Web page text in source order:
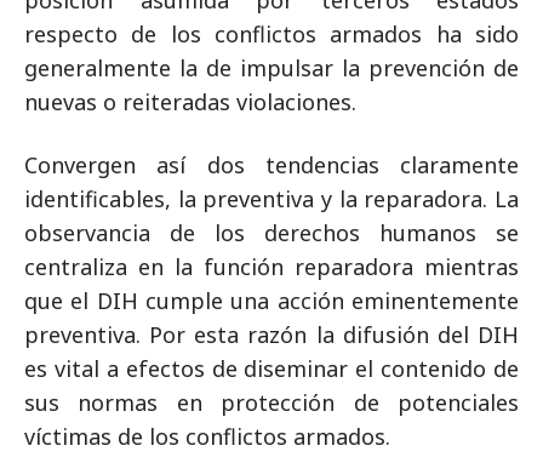
respecto de los conflictos armados ha sido
generalmente la de impulsar la prevención de
nuevas o reiteradas violaciones.
Convergen así dos tendencias claramente
identificables, la preventiva y la reparadora. La
observancia de los derechos humanos se
centraliza en la función reparadora mientras
que el DIH cumple una acción eminentemente
preventiva. Por esta razón la difusión del DIH
es vital a efectos de diseminar el contenido de
sus normas en protección de potenciales
víctimas de los conflictos armados.